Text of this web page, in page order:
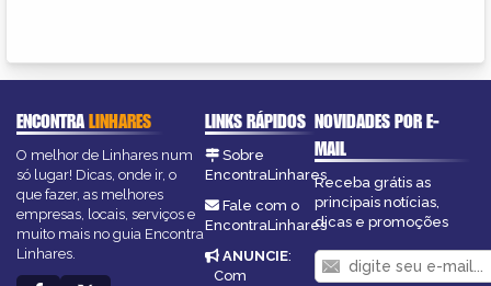
ENCONTRALINHARES
O melhor de Linhares num
só lugar! Dicas, onde ir, o
que fazer, as melhores
empresas, locais, serviços e
muito mais no guia Encontra
Linhares.
LINKS RÁPIDOS
Sobre
EncontraLinhares
Fale com o
EncontraLinhares
ANUNCIE:
Com
NOVIDADES POR E-
MAIL
Receba grátis as
principais notícias,
dicas e promoções